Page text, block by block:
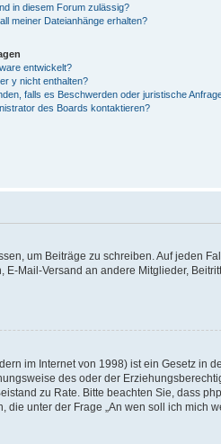
in diesem Forum zulässig?
meiner Dateianhänge erhalten?
entwickelt?
y nicht enthalten?
falls es Beschwerden oder juristische
des Boards kontaktieren?
um Beiträge zu schreiben. Auf jeden
Mail-Versand an andere Mitglieder,
im Internet von 1998) ist ein Gesetz in
des oder der
zu Rate. Bitte beachten Sie, dass
unter der Frage „An wen soll ich mich